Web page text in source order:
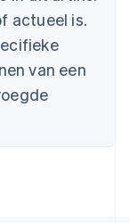
actueel is.
van een